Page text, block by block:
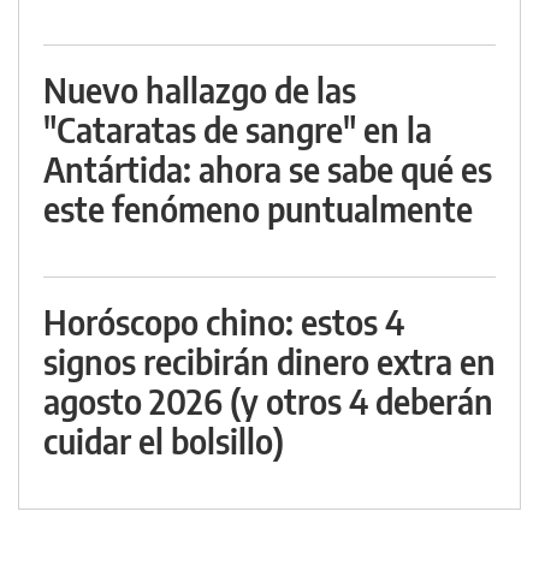
Nuevo hallazgo de las
"Cataratas de sangre" en la
Antártida: ahora se sabe qué es
este fenómeno puntualmente
Horóscopo chino: estos 4
signos recibirán dinero extra en
agosto 2026 (y otros 4 deberán
cuidar el bolsillo)